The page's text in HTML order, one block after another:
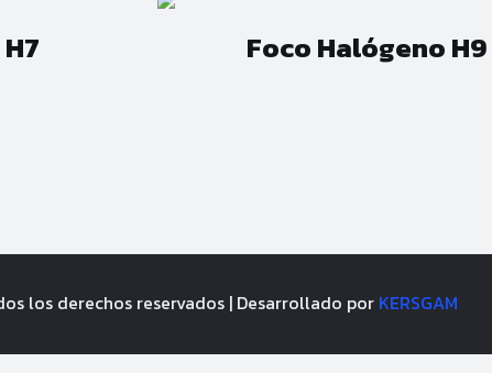
Foco Halógeno H9
los derechos reservados | Desarrollado por KERSGAM